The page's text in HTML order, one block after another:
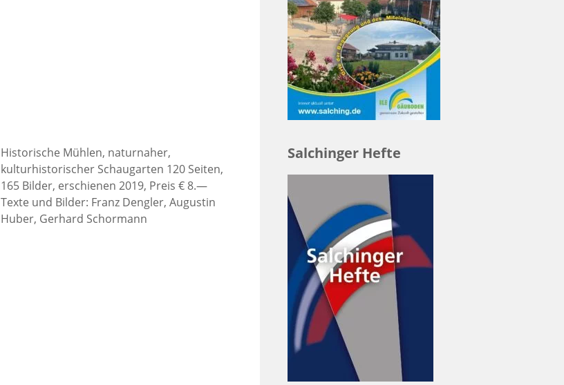
Historische Mühlen, naturnaher,
kulturhistorischer Schaugarten 120 Seiten,
165 Bilder, erschienen 2019, Preis € 8.—
Texte und Bilder: Franz Dengler, Augustin
Huber, Gerhard Schormann
Salchinger Hefte